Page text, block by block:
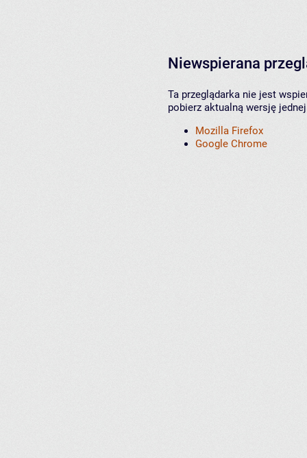
Niewspierana
Ta przeglądarka nie jest
pobierz aktualną wersję
Mozilla Firefox
Google Chrome